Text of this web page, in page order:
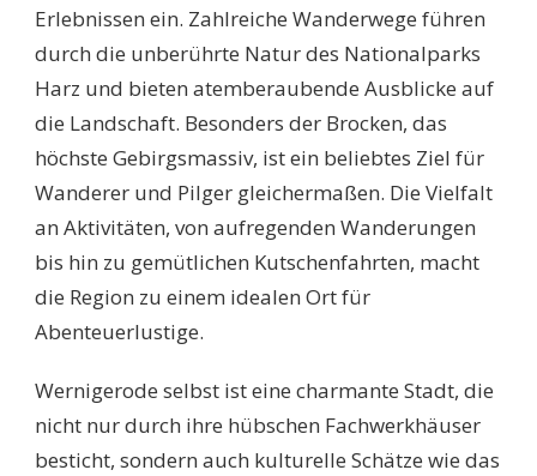
Erlebnissen ein. Zahlreiche Wanderwege führen
durch die unberührte Natur des Nationalparks
Harz und bieten atemberaubende Ausblicke auf
die Landschaft. Besonders der Brocken, das
höchste Gebirgsmassiv, ist ein beliebtes Ziel für
Wanderer und Pilger gleichermaßen. Die Vielfalt
an Aktivitäten, von aufregenden Wanderungen
bis hin zu gemütlichen Kutschenfahrten, macht
die Region zu einem idealen Ort für
Abenteuerlustige.
Wernigerode selbst ist eine charmante Stadt, die
nicht nur durch ihre hübschen Fachwerkhäuser
besticht, sondern auch kulturelle Schätze wie das